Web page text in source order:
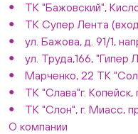
ТК "Бажовский",
ТК Супер Лента
ул. Бажова, д. 91/1,
ул. Труда,166, "Гипер
Марченко, 22 ТК
ТК "Слава"г. Копейск,
ТК "Слон", г. Миасс,
О компании